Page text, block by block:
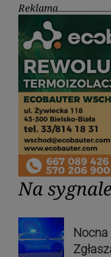
Reklama
Na sygnale